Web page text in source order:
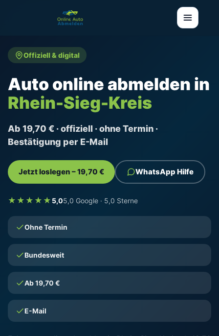
Offiziell & digital
Auto online abmelden in
Rhein-Sieg-Kreis
Ab 19,70 € · offiziell · ohne Termin ·
Bestätigung per E-Mail
Jetzt loslegen – 19,70 € WhatsApp Hilfe
★★★★★ 5,05,0 Google · 5,0 Sterne
Ohne Termin
Bundesweit
Ab 19,70 €
E-Mail